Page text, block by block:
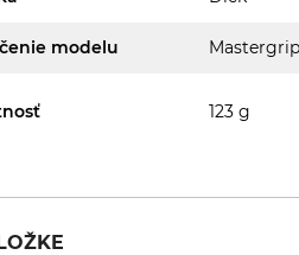
modelu Mastergrip
123 g